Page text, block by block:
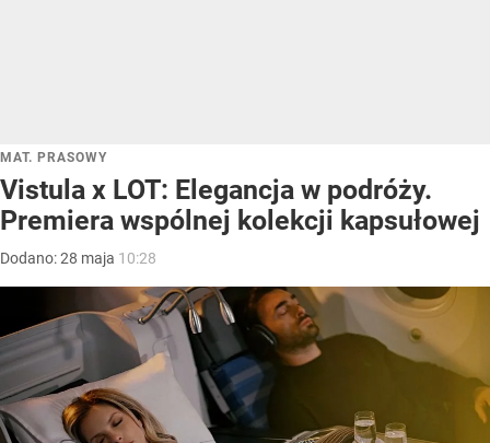
MAT. PRASOWY
Vistula x LOT: Elegancja w podróży.
Premiera wspólnej kolekcji kapsułowej
Dodano:28 maja 10:28